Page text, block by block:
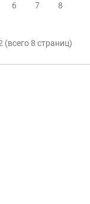
6 7
8
(всего 8 страниц)